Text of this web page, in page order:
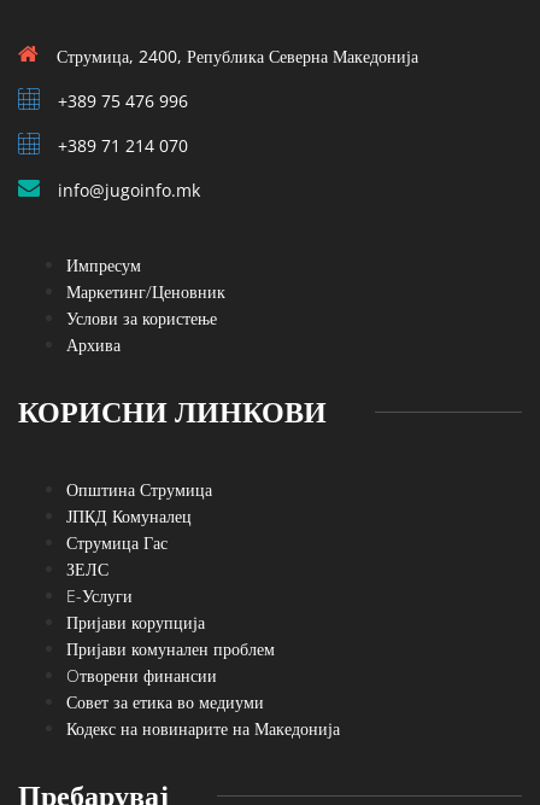
Струмица, 2400, Република Северна Македонија
+389 75 476 996
+389 71 214 070
info@jugoinfo.mk
Импресум
Маркетинг/Ценовник
Услови за користење
Архива
КОРИСНИ ЛИНКОВИ
Општина Струмица
ЈПКД Комуналец
Струмица Гас
ЗЕЛС
E-Услуги
Пријави корупција
Пријави комунален проблем
Oтворени финансии
Совет за етика во медиуми
Кодекс на новинарите на Македонија
Пребарувај